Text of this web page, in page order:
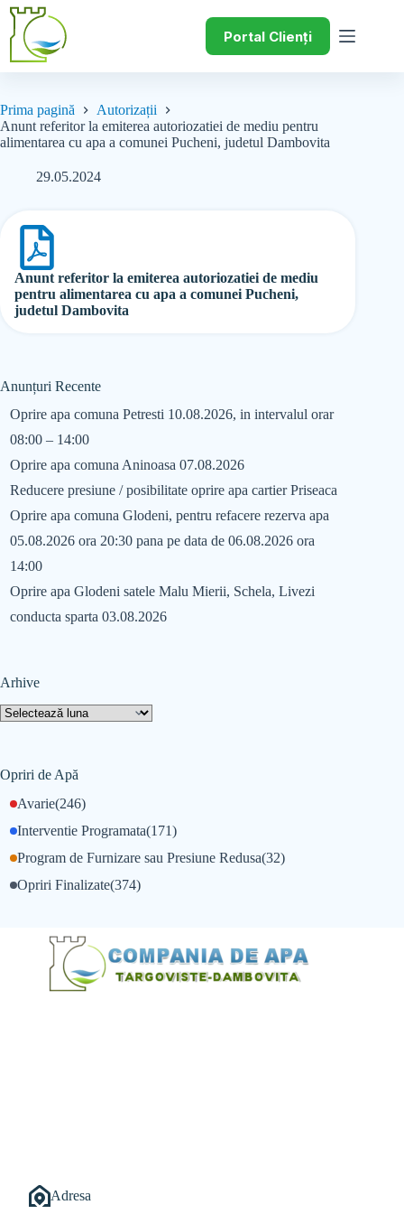
Portal Clienți
Prima pagină
Autorizații
Anunt referitor la emiterea autoriozatiei de mediu pentru
alimentarea cu apa a comunei Pucheni, judetul Dambovita
29.05.2024
Anunt referitor la emiterea autoriozatiei de mediu
pentru alimentarea cu apa a comunei Pucheni,
judetul Dambovita
Anunțuri Recente
Oprire apa comuna Petresti 10.08.2026, in intervalul orar
08:00 – 14:00
Oprire apa comuna Aninoasa 07.08.2026
Reducere presiune / posibilitate oprire apa cartier Priseaca
Oprire apa comuna Glodeni, pentru refacere rezerva apa
05.08.2026 ora 20:30 pana pe data de 06.08.2026 ora
14:00
Oprire apa Glodeni satele Malu Mierii, Schela, Livezi
conducta sparta 03.08.2026
Arhive
Opriri de Apă
Avarie(246)
Interventie Programata(171)
Opriri Finalizate(374)
Program de Furnizare sau Presiune Redusa(32)
Adresa